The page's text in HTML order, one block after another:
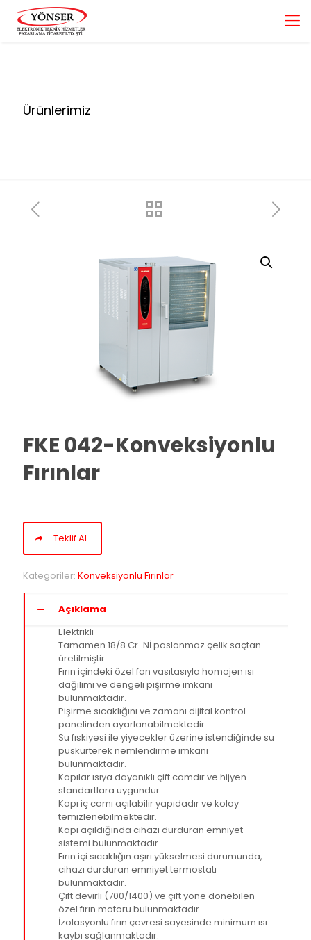
Ürünlerimiz
FKE 042-Konveksiyonlu
Fırınlar
Teklif Al
Kategoriler: Konveksiyonlu Fırınlar
Açıklama
Elektrikli
Tamamen 18/8 Cr-Nİ paslanmaz çelik saçtan
üretilmiştir.
Fırın içindeki özel fan vasıtasıyla homojen ısı
dağılımı ve dengeli pişirme imkanı
bulunmaktadır.
Pişirme sıcaklığını ve zamanı dijital kontrol
panelinden ayarlanabilmektedir.
Su fıskiyesi ile yiyecekler üzerine istendiğinde su
püskürterek nemlendirme imkanı
bulunmaktadır.
Kapılar ısıya dayanıklı çift camdır ve hijyen
standartlara uygundur
Kapı iç camı açılabilir yapıdadır ve kolay
temizlenebilmektedir.
Kapı açıldığında cihazı durduran emniyet
sistemi bulunmaktadır.
Fırın içi sıcaklığın aşırı yükselmesi durumunda,
cihazı durduran emniyet termostatı
bulunmaktadır.
Çift devirli (700/1400) ve çift yöne dönebilen
özel fırın motoru bulunmaktadır.
İzolasyonlu fırın çevresi sayesinde minimum ısı
kaybı sağlanmaktadır.